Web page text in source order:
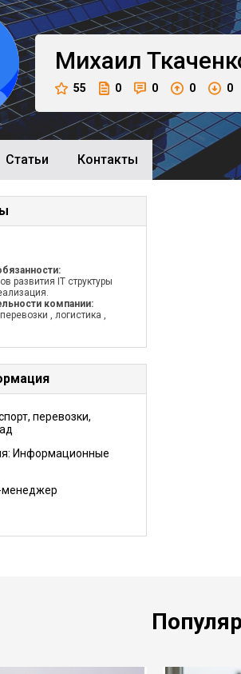
Михаил
55 0 0 0 0
Cтатьи Контакты
развития IT структуры
компании:
, логистика ,
перевозки,
Информационные
менеджер